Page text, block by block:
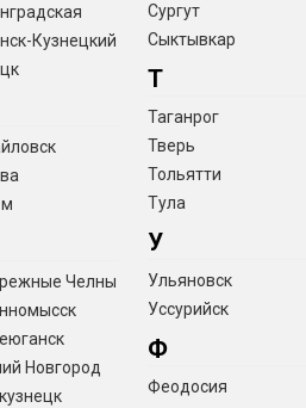
Кузнецкий
Челны
Новгород
Сургут
Сыктывкар
Т
Таганрог
Тверь
Тольятти
Тула
У
Ульяновск
Уссурийск
Ф
Феодосия